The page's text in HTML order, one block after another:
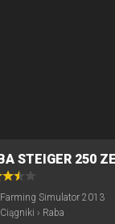
STEIGER 250
Farming Simulator 2013
Ciągniki › Raba